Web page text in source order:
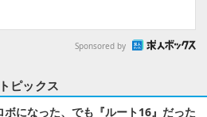
Sponsored by
トピックス
ボになった、でも『ルート16』だった